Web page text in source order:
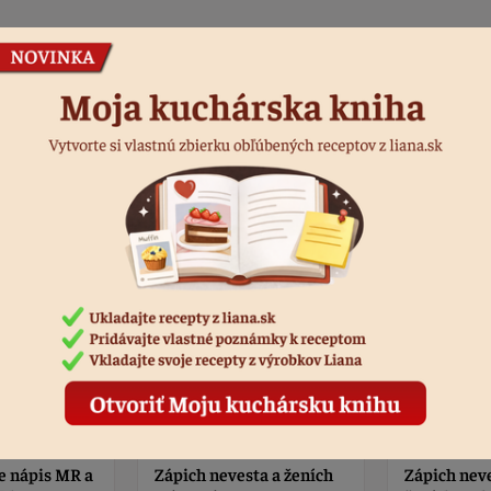
Podobné produkty
a ženích
Zápich nevesta v náručí
Dekorácia